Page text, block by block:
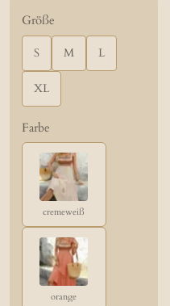
Größe
S M L
XL
Farbe
cremeweiß
orange